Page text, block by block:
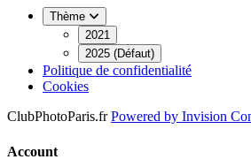
Thème
2021
2025 (Défaut)
Politique de confidentialité
Cookies
ClubPhotoParis.fr Powered by Invision
Account